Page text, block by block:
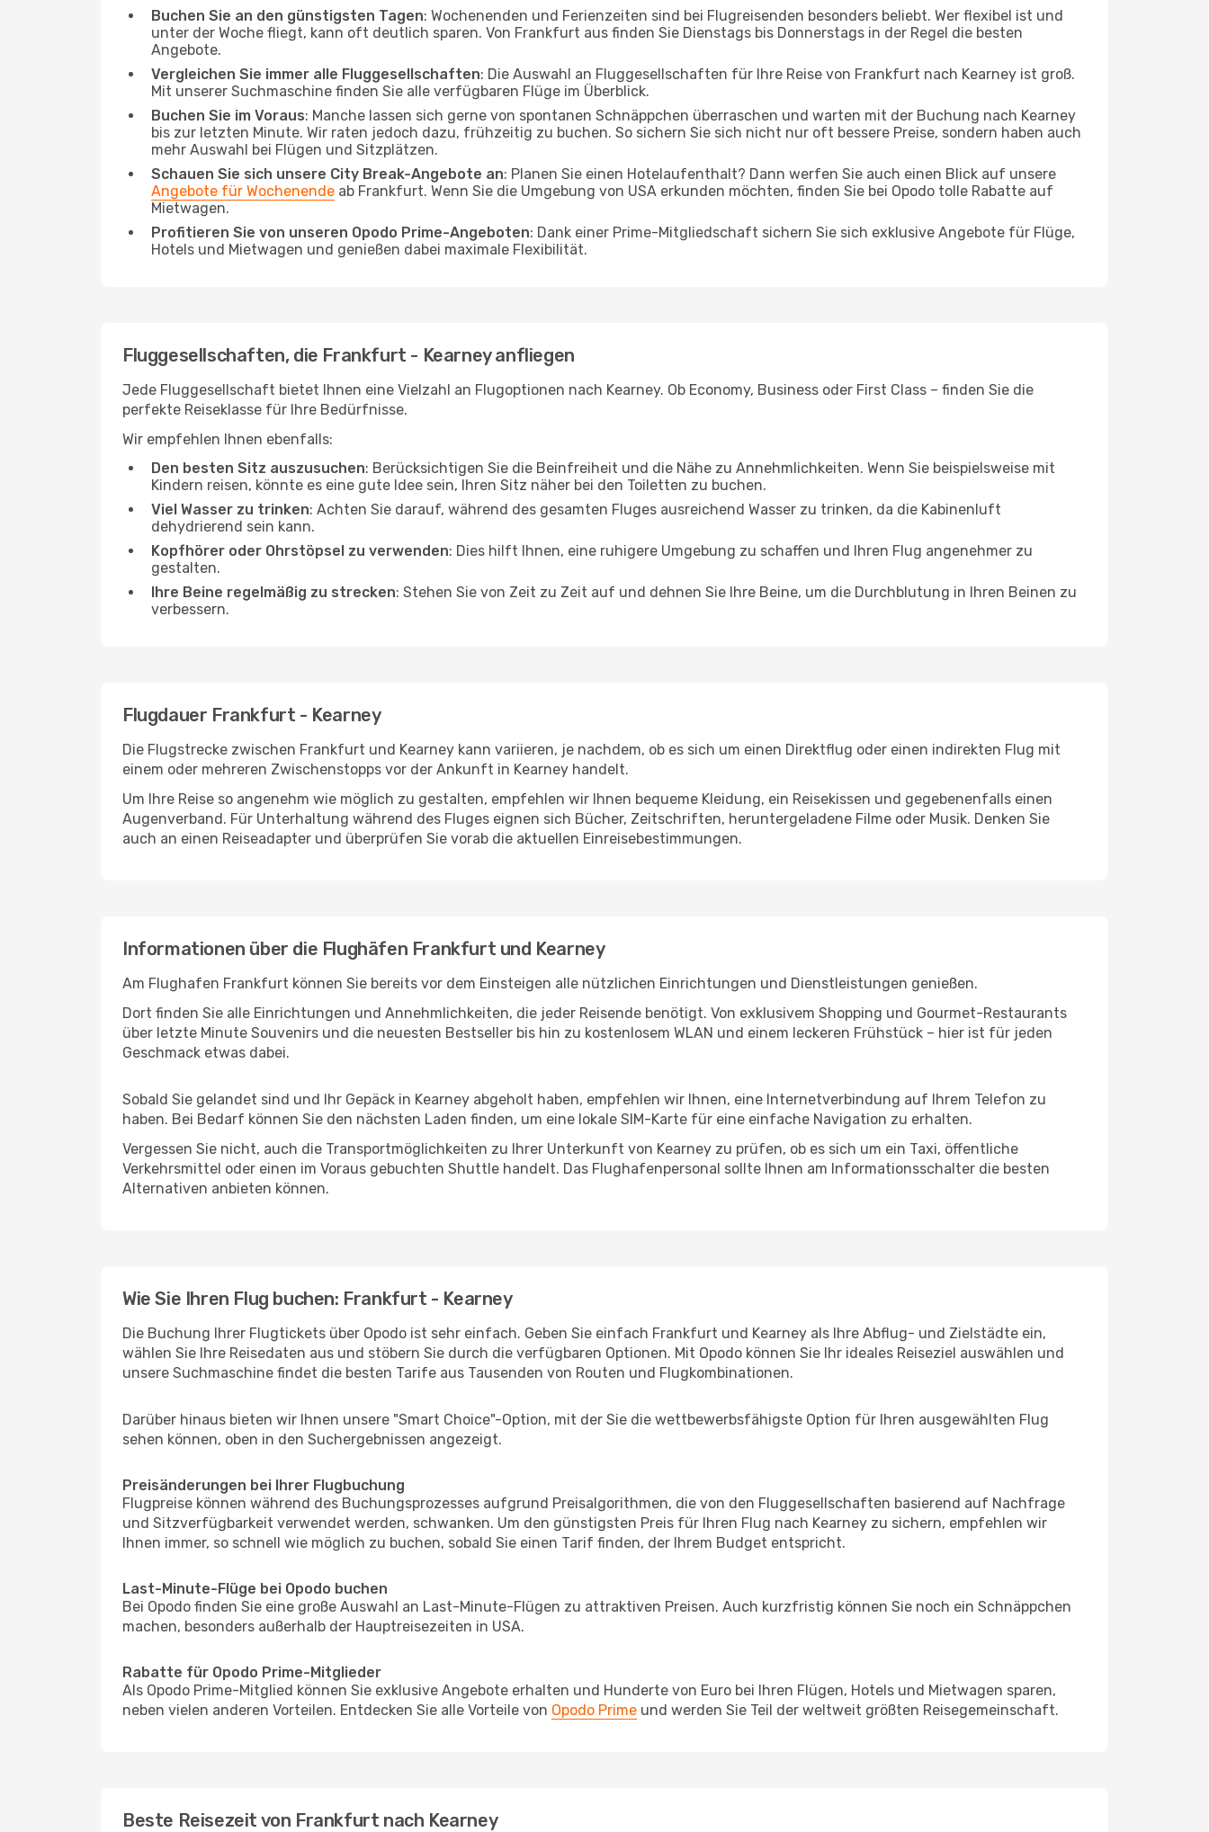
Buchen Sie an den günstigsten Tagen: Wochenenden und Ferienzeiten sind bei Flugreisenden besonders beliebt. Wer flexibel ist und
unter der Woche fliegt, kann oft deutlich sparen. Von Frankfurt aus finden Sie Dienstags bis Donnerstags in der Regel die besten
Angebote.
Vergleichen Sie immer alle Fluggesellschaften: Die Auswahl an Fluggesellschaften für Ihre Reise von Frankfurt nach Kearney ist groß.
Mit unserer Suchmaschine finden Sie alle verfügbaren Flüge im Überblick.
Buchen Sie im Voraus: Manche lassen sich gerne von spontanen Schnäppchen überraschen und warten mit der Buchung nach Kearney
bis zur letzten Minute. Wir raten jedoch dazu, frühzeitig zu buchen. So sichern Sie sich nicht nur oft bessere Preise, sondern haben auch
mehr Auswahl bei Flügen und Sitzplätzen.
Schauen Sie sich unsere City Break-Angebote an: Planen Sie einen Hotelaufenthalt? Dann werfen Sie auch einen Blick auf unsere
Angebote für Wochenende ab Frankfurt. Wenn Sie die Umgebung von USA erkunden möchten, finden Sie bei Opodo tolle Rabatte auf
Mietwagen.
Profitieren Sie von unseren Opodo Prime-Angeboten: Dank einer Prime-Mitgliedschaft sichern Sie sich exklusive Angebote für Flüge,
Hotels und Mietwagen und genießen dabei maximale Flexibilität.
Fluggesellschaften, die Frankfurt - Kearney anfliegen
Jede Fluggesellschaft bietet Ihnen eine Vielzahl an Flugoptionen nach Kearney. Ob Economy, Business oder First Class – finden Sie die
perfekte Reiseklasse für Ihre Bedürfnisse.
Wir empfehlen Ihnen ebenfalls:
Den besten Sitz auszusuchen: Berücksichtigen Sie die Beinfreiheit und die Nähe zu Annehmlichkeiten. Wenn Sie beispielsweise mit
Kindern reisen, könnte es eine gute Idee sein, Ihren Sitz näher bei den Toiletten zu buchen.
Viel Wasser zu trinken: Achten Sie darauf, während des gesamten Fluges ausreichend Wasser zu trinken, da die Kabinenluft
dehydrierend sein kann.
Kopfhörer oder Ohrstöpsel zu verwenden: Dies hilft Ihnen, eine ruhigere Umgebung zu schaffen und Ihren Flug angenehmer zu
gestalten.
Ihre Beine regelmäßig zu strecken: Stehen Sie von Zeit zu Zeit auf und dehnen Sie Ihre Beine, um die Durchblutung in Ihren Beinen zu
verbessern.
Flugdauer Frankfurt - Kearney
Die Flugstrecke zwischen Frankfurt und Kearney kann variieren, je nachdem, ob es sich um einen Direktflug oder einen indirekten Flug mit
einem oder mehreren Zwischenstopps vor der Ankunft in Kearney handelt.
Um Ihre Reise so angenehm wie möglich zu gestalten, empfehlen wir Ihnen bequeme Kleidung, ein Reisekissen und gegebenenfalls einen
Augenverband. Für Unterhaltung während des Fluges eignen sich Bücher, Zeitschriften, heruntergeladene Filme oder Musik. Denken Sie
auch an einen Reiseadapter und überprüfen Sie vorab die aktuellen Einreisebestimmungen.
Informationen über die Flughäfen Frankfurt und Kearney
Am Flughafen Frankfurt können Sie bereits vor dem Einsteigen alle nützlichen Einrichtungen und Dienstleistungen genießen.
Dort finden Sie alle Einrichtungen und Annehmlichkeiten, die jeder Reisende benötigt. Von exklusivem Shopping und Gourmet-Restaurants
über letzte Minute Souvenirs und die neuesten Bestseller bis hin zu kostenlosem WLAN und einem leckeren Frühstück – hier ist für jeden
Geschmack etwas dabei.
Sobald Sie gelandet sind und Ihr Gepäck in Kearney abgeholt haben, empfehlen wir Ihnen, eine Internetverbindung auf Ihrem Telefon zu
haben. Bei Bedarf können Sie den nächsten Laden finden, um eine lokale SIM-Karte für eine einfache Navigation zu erhalten.
Vergessen Sie nicht, auch die Transportmöglichkeiten zu Ihrer Unterkunft von Kearney zu prüfen, ob es sich um ein Taxi, öffentliche
Verkehrsmittel oder einen im Voraus gebuchten Shuttle handelt. Das Flughafenpersonal sollte Ihnen am Informationsschalter die besten
Alternativen anbieten können.
Wie Sie Ihren Flug buchen: Frankfurt - Kearney
Die Buchung Ihrer Flugtickets über Opodo ist sehr einfach. Geben Sie einfach Frankfurt und Kearney als Ihre Abflug- und Zielstädte ein,
wählen Sie Ihre Reisedaten aus und stöbern Sie durch die verfügbaren Optionen. Mit Opodo können Sie Ihr ideales Reiseziel auswählen und
unsere Suchmaschine findet die besten Tarife aus Tausenden von Routen und Flugkombinationen.
Darüber hinaus bieten wir Ihnen unsere "Smart Choice"-Option, mit der Sie die wettbewerbsfähigste Option für Ihren ausgewählten Flug
sehen können, oben in den Suchergebnissen angezeigt.
Preisänderungen bei Ihrer Flugbuchung
Flugpreise können während des Buchungsprozesses aufgrund Preisalgorithmen, die von den Fluggesellschaften basierend auf Nachfrage
und Sitzverfügbarkeit verwendet werden, schwanken. Um den günstigsten Preis für Ihren Flug nach Kearney zu sichern, empfehlen wir
Ihnen immer, so schnell wie möglich zu buchen, sobald Sie einen Tarif finden, der Ihrem Budget entspricht.
Last-Minute-Flüge bei Opodo buchen
Bei Opodo finden Sie eine große Auswahl an Last-Minute-Flügen zu attraktiven Preisen. Auch kurzfristig können Sie noch ein Schnäppchen
machen, besonders außerhalb der Hauptreisezeiten in USA.
Rabatte für Opodo Prime-Mitglieder
Als Opodo Prime-Mitglied können Sie exklusive Angebote erhalten und Hunderte von Euro bei Ihren Flügen, Hotels und Mietwagen sparen,
neben vielen anderen Vorteilen. Entdecken Sie alle Vorteile von Opodo Prime und werden Sie Teil der weltweit größten Reisegemeinschaft.
Beste Reisezeit von Frankfurt nach Kearney